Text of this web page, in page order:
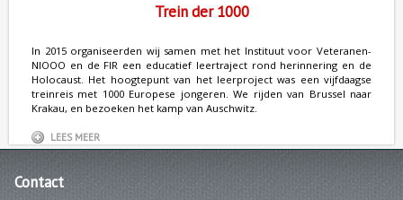
Trein der 1000
In 2015 organiseerden wij samen met het Instituut voor Veteranen-
NIOOO en de FIR een educatief leertraject rond herinnering en de
Holocaust. Het hoogtepunt van het leerproject was een vijfdaagse
treinreis met 1000 Europese jongeren. We rijden van Brussel naar
Krakau, en bezoeken het kamp van Auschwitz.
LEES MEER
Contact